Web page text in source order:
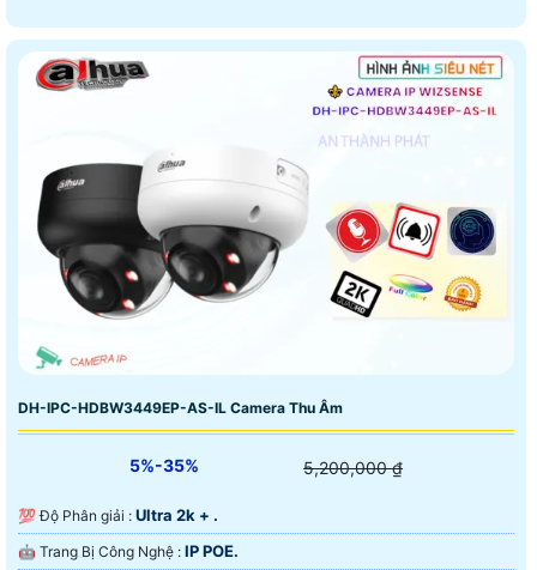
DH-IPC-HDBW3449EP-AS-IL Camera Thu Âm
5%-35% 5,200,000 ₫
💯 Độ Phân giải : Ultra 2k + .
🤖️ Trang Bị Công Nghệ : IP POE.